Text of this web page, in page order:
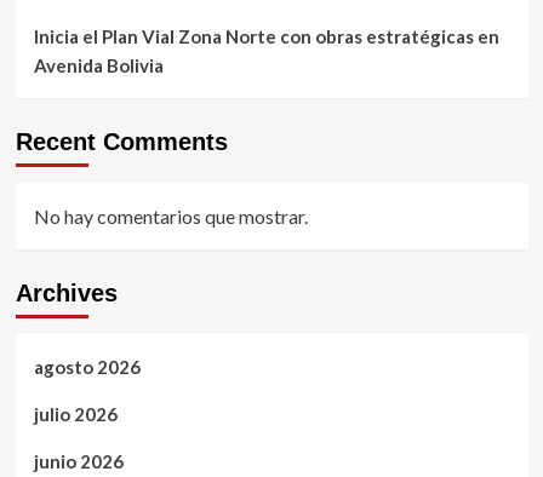
Inicia el Plan Vial Zona Norte con obras estratégicas en
Avenida Bolivia
Recent Comments
No hay comentarios que mostrar.
Archives
agosto 2026
julio 2026
junio 2026